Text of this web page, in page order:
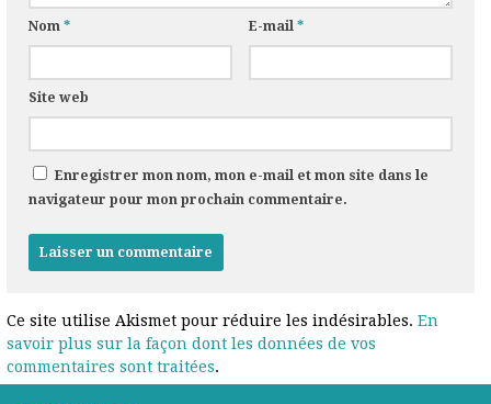
Nom* E-mail*
Site web
Enregistrer mon nom, mon e-mail et mon site dans le
navigateur pour mon prochain commentaire.
Ce site utilise Akismet pour réduire les indésirables.En
savoir plus sur la façon dont les données de vos
commentaires sont traitées.